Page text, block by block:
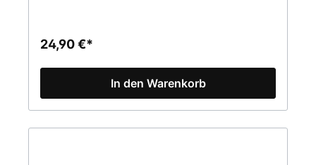
Mahora).
24,90 €*
In den Warenkorb